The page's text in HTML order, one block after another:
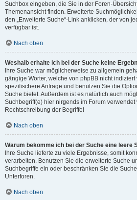
Suchbox eingeben, die Sie in der Foren-
Themenansicht finden. Erweiterte
den „Erweiterte Suche“-Link anklicken, der von
verfügbar ist.
Nach oben
Weshalb erhalte ich bei der Suche keine
Ihre Suche war möglicherweise zu allgemein
gängige Wörter, welche von phpBB nicht
spezifischere Anfrage und benutzen Sie die
Suche bietet. Außerdem ist es natürlich auch
Suchbegriff(e) hier nirgends im Forum
Rechtschreibung der Begriffe!
Nach oben
Warum bekomme ich bei der Suche eine leere
Ihre Suche lieferte zu viele Ergebnisse, somit
verarbeiten. Benutzen Sie die erweiterte Suche
Suchbegriffe ein oder beschränken Sie die
Unterforen.
Nach oben